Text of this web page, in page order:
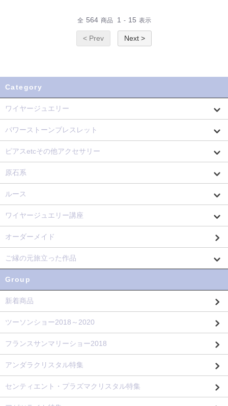
全 564 商品 1 - 15 表示
< Prev Next >
Category
ワイヤージュエリー
パワーストーンブレスレット
ピアスetcその他アクセサリー
原石系
ルース
ワイヤージュエリー講座
オーダーメイド
ご縁の元旅立った作品
Group
新着商品
ツーソンショー2018～2020
フランスサンマリーショー2018
アンダラクリスタル特集
センティエント・プラズマクリスタル特集